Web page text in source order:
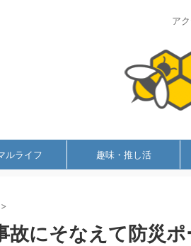
ア
ルライフ 趣味・推し活
>
故にそなえて防災